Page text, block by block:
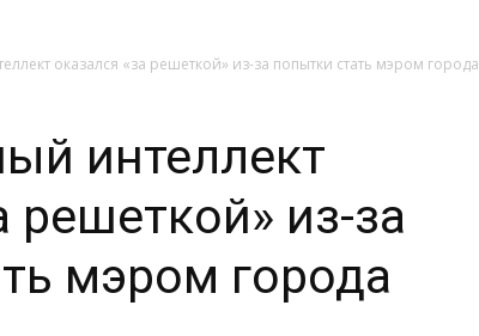
оказался «за решеткой» из-за попытки стать мэром города
интеллект
решеткой» из-за
мэром города